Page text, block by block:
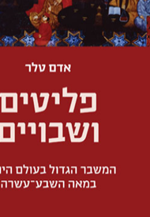
מחיר השקה
$46
$32